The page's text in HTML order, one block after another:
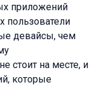
приложений
пользователи
девайсы, чем
стоит на месте, и
которые